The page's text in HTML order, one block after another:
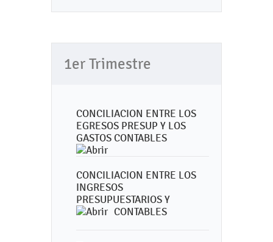
1er Trimestre
CONCILIACION ENTRE LOS
EGRESOS PRESUP Y LOS
GASTOS CONTABLES
CONCILIACION ENTRE LOS
INGRESOS
PRESUPUESTARIOS Y
CONTABLES